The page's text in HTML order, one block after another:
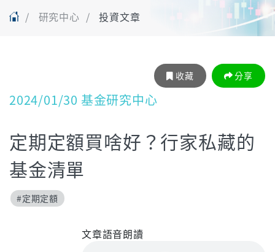
研究中心 投資文章
收藏 分享
2024/01/30 基金研究中心
定期定額買啥好？行家私藏的
基金清單
#定期定額
文章語音朗讀